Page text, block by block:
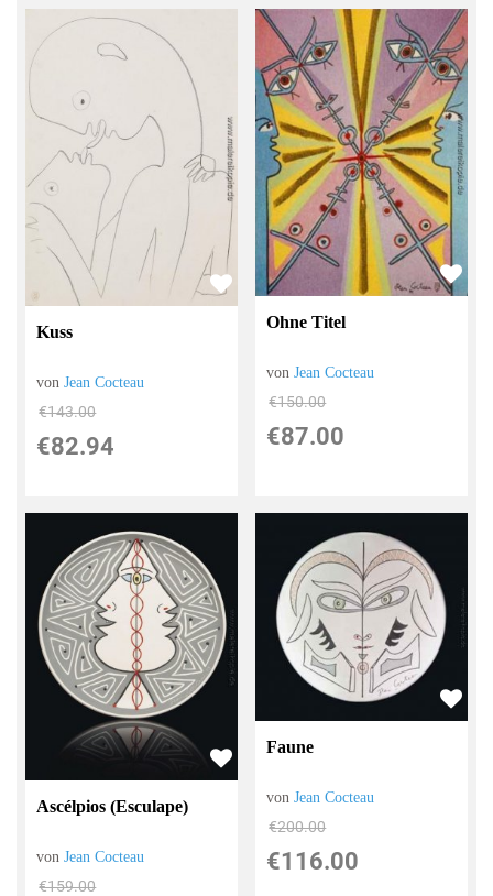
Kuss
vonJean Cocteau
€143.00
€82.94
Ohne Titel
vonJean Cocteau
€150.00
€87.00
Ascélpios (Esculape)
vonJean Cocteau
€159.00
Faune
vonJean Cocteau
€200.00
€116.00